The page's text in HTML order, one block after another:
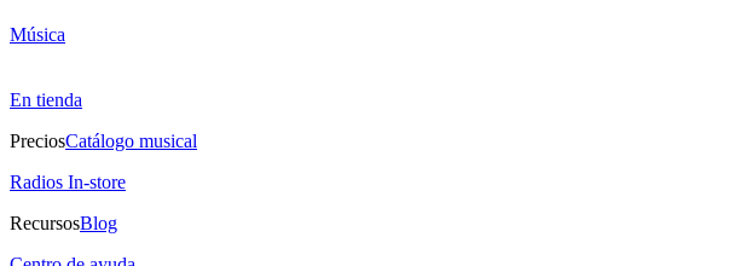
Música
En tienda
PreciosCatálogo musical
Radios In-store
RecursosBlog